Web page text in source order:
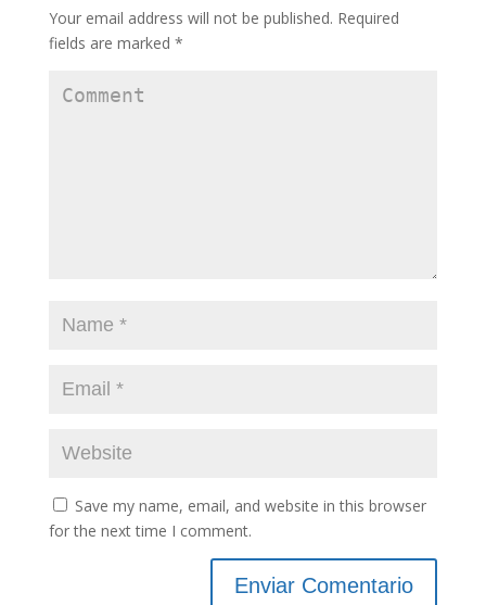
Your email address will not be published. Required
fields are marked *
Save my name, email, and website in this browser
for the next time I comment.